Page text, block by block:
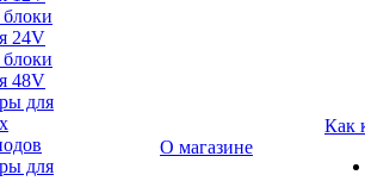
24V
48V
для
для
О магазине
Как